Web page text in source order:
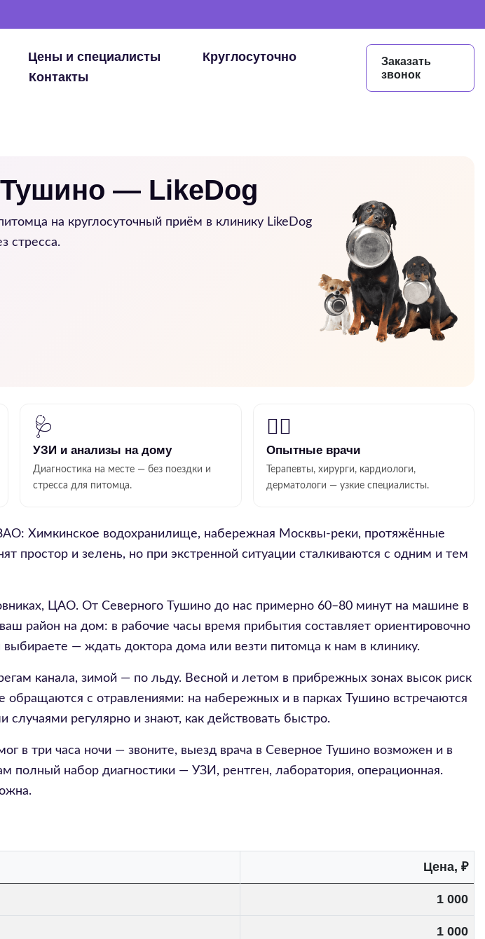
Цены и специалисты
Круглосуточно
Контакты
Заказать
звонок
— LikeDog
на круглосуточный приём в клинику LikeDog
стресса.
🩺
УЗИ и анализы на дому
Диагностика на месте — без поездки и
стресса для питомца.
👨‍⚕️
Опытные врачи
Терапевты, хирурги, кардиологи,
дерматологи — узкие специалисты.
Химкинское водохранилище, набережная Москвы-реки, протяжённые
простор и зелень, но при экстренной ситуации сталкиваются с одним и тем
ЦАО. От Северного Тушино до нас примерно 60–80 минут на машине в
район на дом: в рабочие часы время прибытия составляет ориентировочно
— ждать доктора дома или везти питомца к нам в клинику.
канала, зимой — по льду. Весной и летом в прибрежных зонах высок риск
с отравлениями: на набережных и в парках Тушино встречаются
регулярно и знают, как действовать быстро.
в три часа ночи — звоните, выезд врача в Северное Тушино возможен и в
полный набор диагностики — УЗИ, рентген, лаборатория, операционная.
Цена, ₽
1 000
1 000